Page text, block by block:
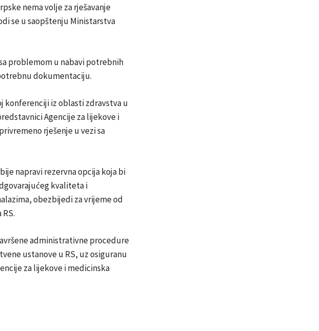
nema volje za rješavanje
se u saopštenju Ministarstva
problemom u nabavi potrebnih
dokumentaciju.
konferenciji iz oblasti zdravstva u
Agencije za lijekove i
rješenje u vezi sa
napravi rezervna opcija koja bi
kvaliteta i
obezbijedi za vrijeme od
administrativne procedure
ustanove u RS, uz osiguranu
za lijekove i medicinska